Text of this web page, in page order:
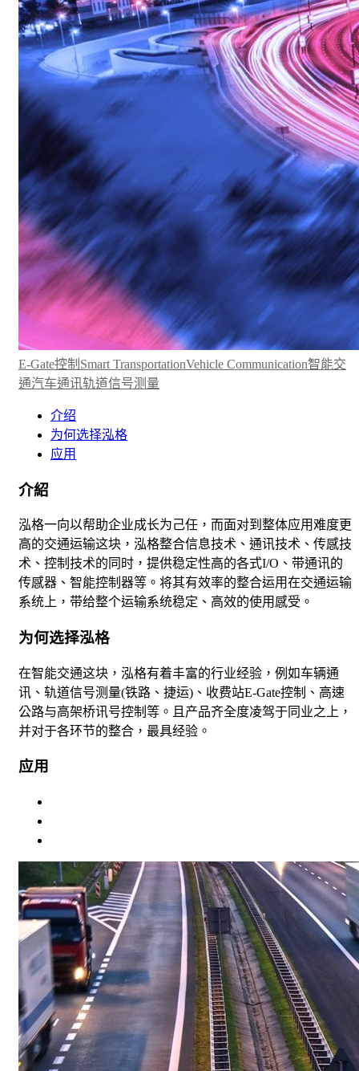
E-Gate控制 Smart TransportationVehicle Communication智能交
通汽车通讯轨道信号测量
介绍
为何选择泓格
应用
介紹
泓格一向以帮助企业成长为己任，而面对到整体应用难度更
高的交通运输这块，泓格整合信息技术、通讯技术、传感技
术、控制技术的同时，提供稳定性高的各式I/O、带通讯的
传感器、智能控制器等。将其有效率的整合运用在交通运输
系统上，带给整个运输系统稳定、高效的使用感受。
为何选择泓格
在智能交通这块，泓格有着丰富的行业经验，例如车辆通
讯、轨道信号测量(铁路、捷运)、收费站E-Gate控制、高速
公路与高架桥讯号控制等。且产品齐全度凌驾于同业之上，
并对于各环节的整合，最具经验。
应用